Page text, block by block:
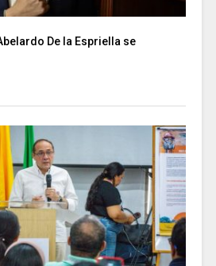
De la Espriella se